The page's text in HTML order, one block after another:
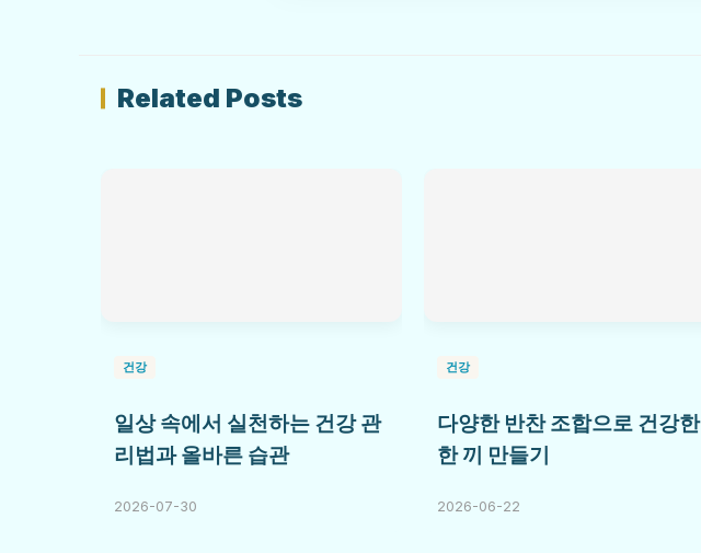
Related Posts
건강
일상 속에서 실천하는 건강 관
리법과 올바른 습관
2026-07-30
건강
다양한 반찬 조합으로 건강한
한 끼 만들기
2026-06-22